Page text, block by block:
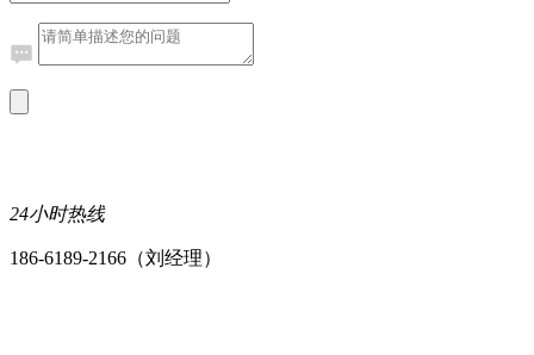
24小时热线
186-6189-2166（刘经理）